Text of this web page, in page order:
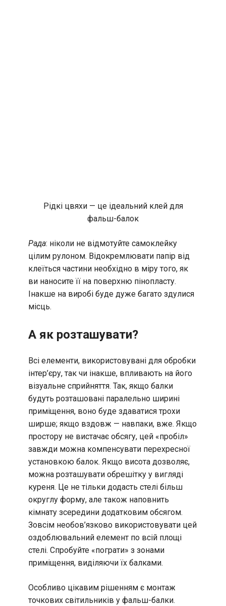
Рідкі цвяхи — це ідеальний клей для
фальш-балок
Рада: ніколи не відмотуйте самоклейку
цілим рулоном. Відокремлювати папір від
клеїться частини необхідно в міру того, як
ви наносите її на поверхню пінопласту.
Інакше на виробі буде дуже багато здулися
місць.
А як розташувати?
Всі елементи, використовувані для обробки
інтер’єру, так чи інакше, впливають на його
візуальне сприйняття. Так, якщо балки
будуть розташовані паралельно ширині
приміщення, воно буде здаватися трохи
ширше; якщо вздовж — навпаки, вже. Якщо
простору не вистачає обсягу, цей «пробіл»
завжди можна компенсувати перехресної
установкою балок. Якщо висота дозволяє,
можна розташувати обрешітку у вигляді
куреня. Це не тільки додасть стелі більш
округлу форму, але також наповнить
кімнату зсередини додатковим обсягом.
Зовсім необов’язково використовувати цей
оздоблювальний елемент по всій площі
стелі. Спробуйте «пограти» з зонами
приміщення, виділяючи їх балками.
Особливо цікавим рішенням є монтаж
точкових світильників у фальш-балки.